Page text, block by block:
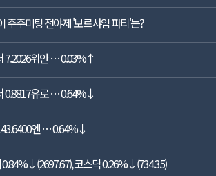
주주미팅 전야제 '보르샤임 파티'는?
7.2026위안 … 0.03%↑
0.8817유로 … 0.64%↓
엔 … 0.64%↓
코스닥 0.26%↓(734.35)